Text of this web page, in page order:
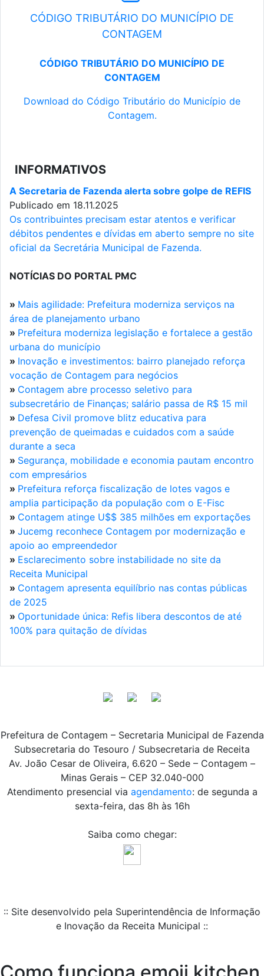
CÓDIGO TRIBUTÁRIO DO MUNICÍPIO DE
CONTAGEM
CÓDIGO TRIBUTÁRIO DO MUNICÍPIO DE
CONTAGEM
Download do Código Tributário do Município de
Contagem.
INFORMATIVOS
A Secretaria de Fazenda alerta sobre golpe de REFIS
Publicado em 18.11.2025
Os contribuintes precisam estar atentos e verificar
débitos pendentes e dívidas em aberto sempre no site
oficial da Secretária Municipal de Fazenda.
NOTÍCIAS DO PORTAL PMC
» Mais agilidade: Prefeitura moderniza serviços na
área de planejamento urbano
» Prefeitura moderniza legislação e fortalece a gestão
urbana do município
» Inovação e investimentos: bairro planejado reforça
vocação de Contagem para negócios
» Contagem abre processo seletivo para
subsecretário de Finanças; salário passa de R$ 15 mil
» Defesa Civil promove blitz educativa para
prevenção de queimadas e cuidados com a saúde
durante a seca
» Segurança, mobilidade e economia pautam encontro
com empresários
» Prefeitura reforça fiscalização de lotes vagos e
amplia participação da população com o E-Fisc
» Contagem atinge U$$ 385 milhões em exportações
» Jucemg reconhece Contagem por modernização e
apoio ao empreendedor
» Esclarecimento sobre instabilidade no site da
Receita Municipal
» Contagem apresenta equilíbrio nas contas públicas
de 2025
» Oportunidade única: Refis libera descontos de até
100% para quitação de dívidas
Prefeitura de Contagem – Secretaria Municipal de Fazenda
Subsecretaria do Tesouro / Subsecretaria de Receita
Av. João Cesar de Oliveira, 6.620 – Sede – Contagem –
Minas Gerais – CEP 32.040-000
Atendimento presencial via agendamento: de segunda a
sexta-feira, das 8h às 16h
Saiba como chegar:
:: Site desenvolvido pela Superintendência de Informação
e Inovação da Receita Municipal ::